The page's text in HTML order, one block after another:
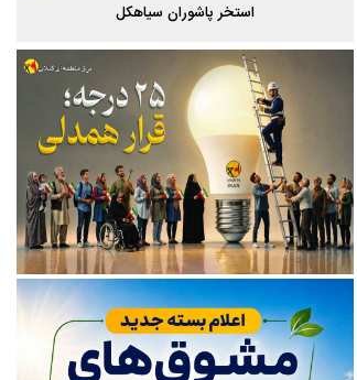
استخر پاشوران سیاهکل